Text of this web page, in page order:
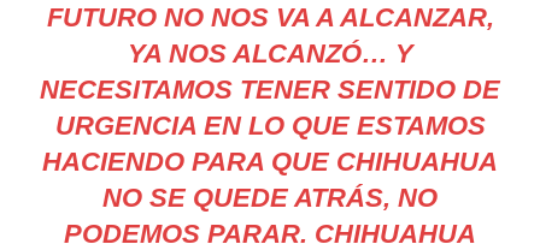
FUTURO NO NOS VA A ALCANZAR,
YA NOS ALCANZÓ… Y
NECESITAMOS TENER SENTIDO DE
URGENCIA EN LO QUE ESTAMOS
HACIENDO PARA QUE CHIHUAHUA
NO SE QUEDE ATRÁS, NO
PODEMOS PARAR. CHIHUAHUA